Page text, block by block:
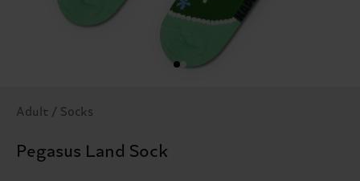
Adult / Socks
Pegasus Land Sock